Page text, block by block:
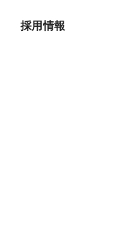
採用情報